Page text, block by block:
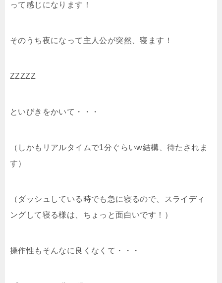
って感じになります！
そのうち夜になって主人公が突然、寝ます！
ZZZZZ
といびきをかいて・・・
（しかもリアルタイムで1分ぐらいw結構、待たされま
す）
（ダッシュしている時でも急に寝るので、スライディ
ングして寝る様は、ちょっと面白いです！）
操作性もそんなに良くなくて・・・